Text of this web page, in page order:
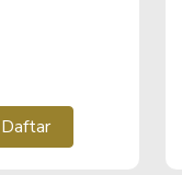
Daftar